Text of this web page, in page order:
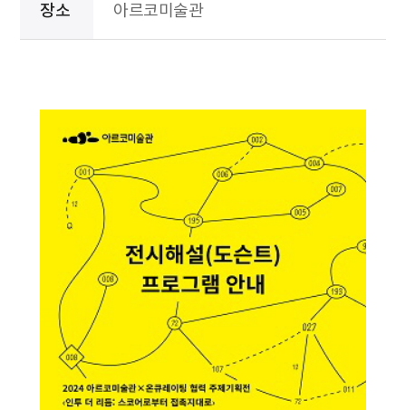
장소 아르코미술관